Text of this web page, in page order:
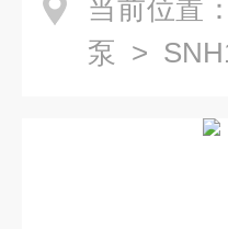
当前位置：
泵 >